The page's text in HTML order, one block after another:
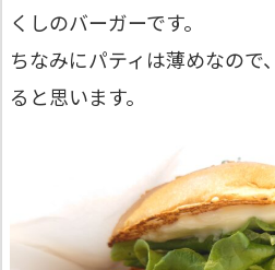
くしのバーガーです。
ちなみにパティは薄めなので
ると思います。